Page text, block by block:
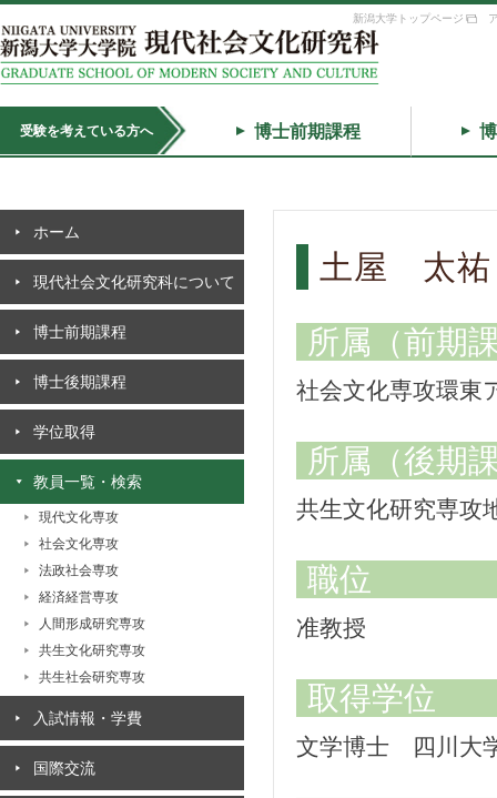
新潟大学トップページ
受験を考えている方へ 博士前期課程
ホーム
現代社会文化研究科について
博士前期課程
博士後期課程
学位取得
教員一覧・検索
現代文化専攻
社会文化専攻
法政社会専攻
経済経営専攻
人間形成研究専攻
共生文化研究専攻
共生社会研究専攻
入試情報・学費
国際交流
土屋 太祐
所属（前期
社会文化専攻環東
所属（後期
共生文化研究専攻
職位
准教授
取得学位
文学博士 四川大